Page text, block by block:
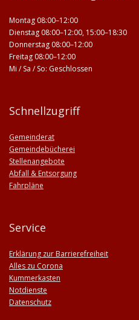
Montag 08:00–12:00
Dienstag 08:00–12:00, 15:00–18:30
Donnerstag 08:00–12:00
Freitag 08:00–12:00
Mi / Sa / So: Geschlossen
Schnellzugriff
Gemeinderat
Gemeindebücherei
Stellenangebote
Abfall & Entsorgung
Fahrpläne
Service
Erklärung zur Barrierefreiheit
Alles zu Corona
Kummerkasten
Notdienste
Datenschutz